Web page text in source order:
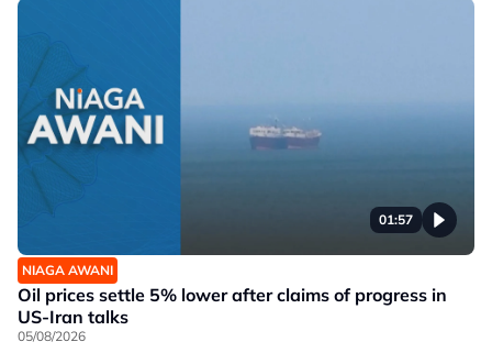
01:57
NIAGA AWANI
Oil prices settle 5% lower after claims of progress in
US-Iran talks
05/08/2026